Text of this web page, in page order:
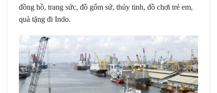
đồng hồ, trang sức, đồ gốm sứ, thủy tinh, đồ chơi trẻ em,
quà tặng đi Indo.